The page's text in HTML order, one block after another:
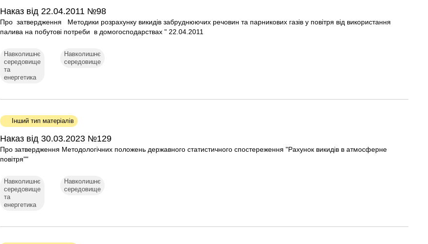
Наказ від 22.04.2011 №98
Про затвердження Методики розрахунку викидів забруднюючих речовин та парникових газів у повітря від використання
палива на побутові потреби в домогосподарствах " 22.04.2011
Навколишнє
середовище
та
енергетика
Навколишнє
середовище
Інший тип матеріалів
Наказ від 30.03.2023 №129
Про затвердження Методологічних положень державного статистичного спостереження "Рахунок викидів в атмосферне
повітря""
Навколишнє
середовище
та
енергетика
Навколишнє
середовище